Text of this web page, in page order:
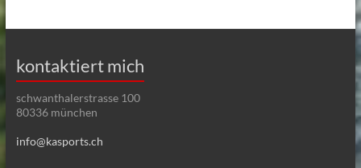
kontaktiert mich
schwanthalerstrasse 100
80336 münchen
info@kasports.ch